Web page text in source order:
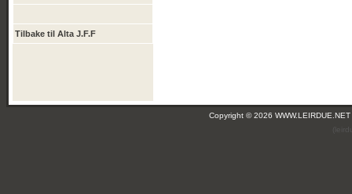
Tilbake til Alta J.F.F
Copyright © 2026